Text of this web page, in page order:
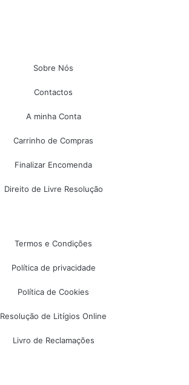
Sobre Nós
Contactos
A minha Conta
Carrinho de Compras
Finalizar Encomenda
Direito de Livre Resolução
Termos e Condições
Política de privacidade
Política de Cookies
Resolução de Litígios Online
Livro de Reclamações